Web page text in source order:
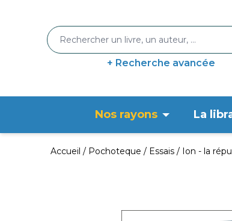
+ Recherche avancée
Nos rayons La
Accueil Pochoteque Essais Ion - la